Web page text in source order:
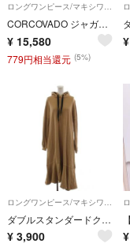
ロングワンピース/マキシワンピース
CORCOVADO ジャガードボーダーワンピース ホワイト ニットワンピ 36
¥ 15,580
779円相当還元 (5%)
¥
ダブルスタンダードクロージング フーディワンピース F ベージュ フード付き
¥ 3,900 ¥